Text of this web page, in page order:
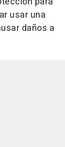
usar una
daños a